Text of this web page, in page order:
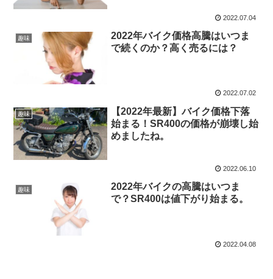
2022.07.04
趣味
2022年バイク価格高騰はいつま
で続くのか？高く売るには？
2022.07.02
趣味
【2022年最新】バイク価格下落
始まる！SR400の価格が崩壊し始
めましたね。
2022.06.10
趣味
2022年バイクの高騰はいつま
で？SR400は値下がり始まる。
2022.04.08